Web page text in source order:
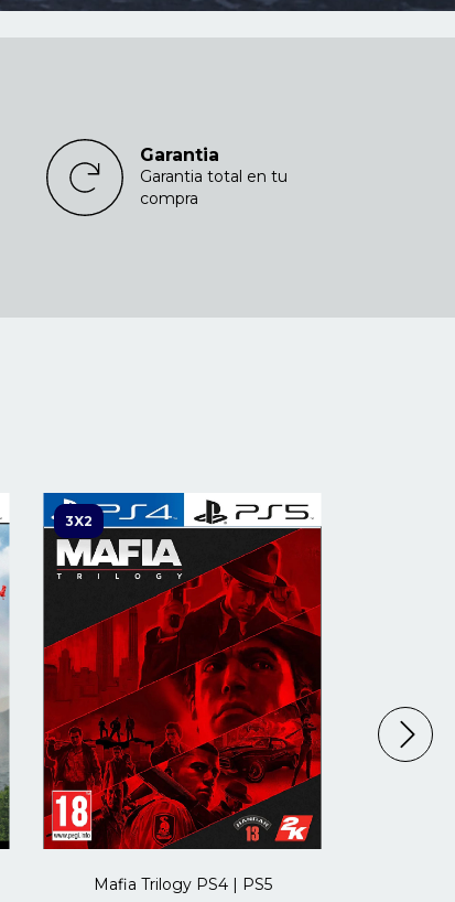
Garantia
Garantia total en tu
compra
3X2
Mafia Trilogy PS4 | PS5